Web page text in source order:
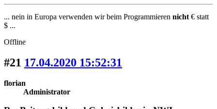
... nein in Europa verwenden wir beim Programmieren nicht € statt
$ ...
Offline
#21 17.04.2020 15:52:31
florian
Administrator